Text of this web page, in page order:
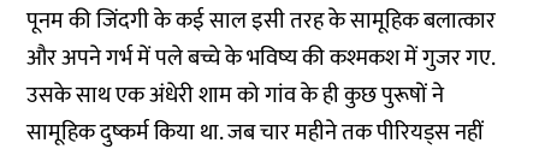
पूनम की जिंदगी के कई साल इसी तरह के सामूहिक बलात्कार
और अपने गर्भ में पले बच्चे के भविष्य की कश्मकश में गुजर गए.
उसके साथ एक अंधेरी शाम को गांव के ही कुछ पुरूषों ने
सामूहिक दुष्कर्म किया था. जब चार महीने तक पीरियड्स नहीं